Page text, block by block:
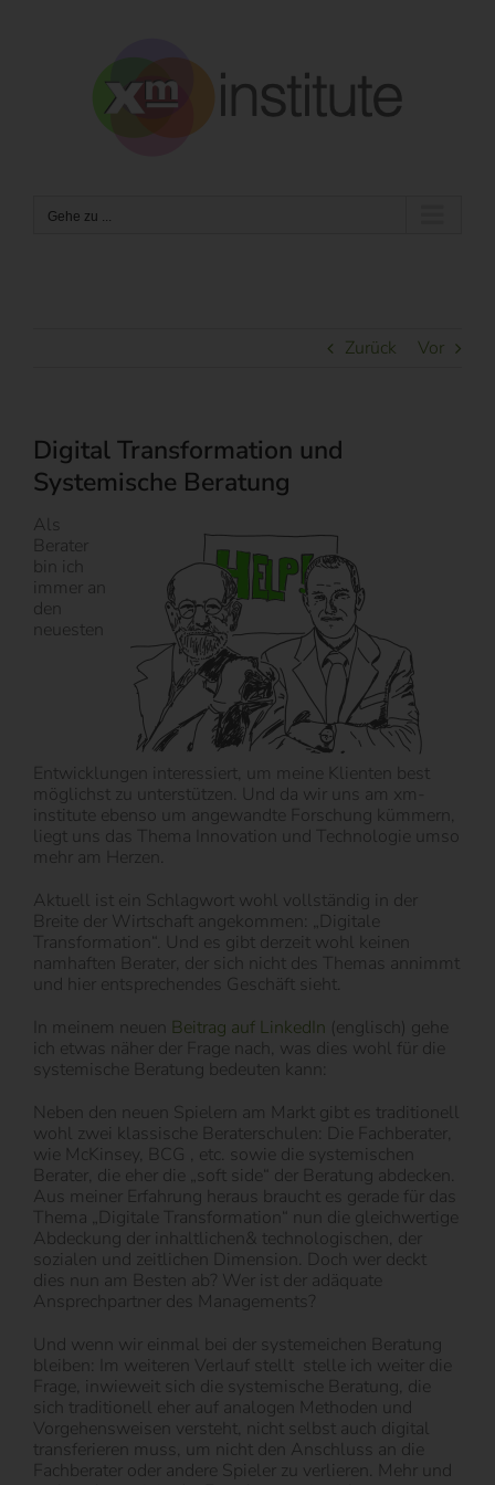
Gehe zu ...
Zurück Vor
Digital Transformation und
Systemische Beratung
Als
Berater
bin ich
immer an
den
neuesten
Entwicklungen interessiert, um meine Klienten best
möglichst zu unterstützen. Und da wir uns am xm-
institute ebenso um angewandte Forschung kümmern,
liegt uns das Thema Innovation und Technologie umso
mehr am Herzen.
Aktuell ist ein Schlagwort wohl vollständig in der
Breite der Wirtschaft angekommen: „Digitale
Transformation“. Und es gibt derzeit wohl keinen
namhaften Berater, der sich nicht des Themas annimmt
und hier entsprechendes Geschäft sieht.
In meinem neuen Beitrag auf LinkedIn (englisch) gehe
ich etwas näher der Frage nach, was dies wohl für die
systemische Beratung bedeuten kann:
Neben den neuen Spielern am Markt gibt es traditionell
wohl zwei klassische Beraterschulen: Die Fachberater,
wie McKinsey, BCG , etc. sowie die systemischen
Berater, die eher die „soft side“ der Beratung abdecken.
Aus meiner Erfahrung heraus braucht es gerade für das
Thema „Digitale Transformation“ nun die gleichwertige
Abdeckung der inhaltlichen& technologischen, der
sozialen und zeitlichen Dimension. Doch wer deckt
dies nun am Besten ab? Wer ist der adäquate
Ansprechpartner des Managements?
Und wenn wir einmal bei der systemeichen Beratung
bleiben: Im weiteren Verlauf stellt stelle ich weiter die
Frage, inwieweit sich die systemische Beratung, die
sich traditionell eher auf analogen Methoden und
Vorgehensweisen versteht, nicht selbst auch digital
transferieren muss, um nicht den Anschluss an die
Fachberater oder andere Spieler zu verlieren. Mehr und